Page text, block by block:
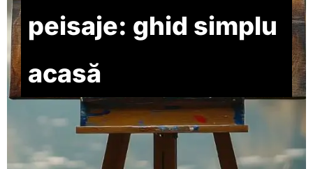
peisaje: ghid simplu
acasă